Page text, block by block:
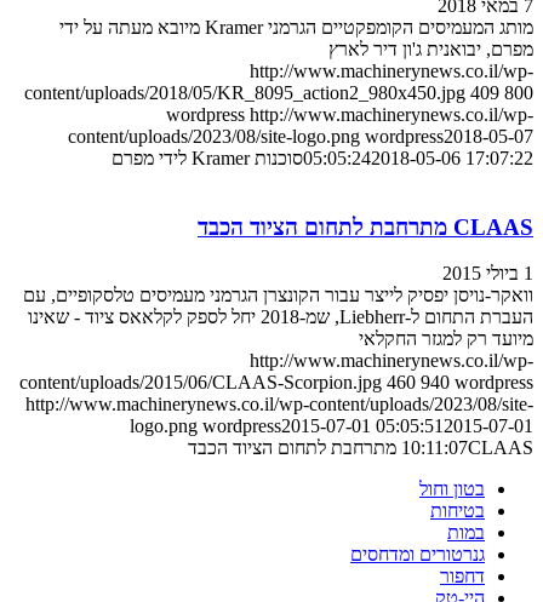
7 במאי 2018
מותג המעמיסים הקומפקטיים הגרמני Kramer מיובא מעתה על ידי
מפרם, יבואנית ג'ון דיר לארץ
http://www.machinerynews.co.il/wp-
content/uploads/2018/05/KR_8095_action2_980x450.jpg 409 800
wordpress http://www.machinerynews.co.il/wp-
content/uploads/2023/08/site-logo.png wordpress2018-05-07
05:05:242018-05-06 17:07:22 סוכנות Kramer לידי מפרם
CLAAS מתרחבת לתחום הציוד הכבד
1 ביולי 2015
וואקר-נויסן יפסיק לייצר עבור הקונצרן הגרמני מעמיסים טלסקופיים, עם
העברת התחום ל-Liebherr, שמ-2018 יחל לספק לקלאאס ציוד - שאינו
מיועד רק למגזר החקלאי
http://www.machinerynews.co.il/wp-
content/uploads/2015/06/CLAAS-Scorpion.jpg 460 940 wordpress
http://www.machinerynews.co.il/wp-content/uploads/2023/08/site-
logo.png wordpress2015-07-01 05:05:51 2015-07-01
10:11:07CLAAS מתרחבת לתחום הציוד הכבד
בטון וחול
בטיחות
במות
גנרטורים ומדחסים
דחפור